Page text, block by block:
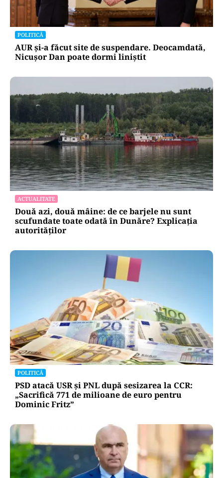
POLITICĂ
AUR și-a făcut site de suspendare. Deocamdată,
Nicușor Dan poate dormi liniștit
ACTUALITATE
Două azi, două mâine: de ce barjele nu sunt
scufundate toate odată în Dunăre? Explicația
autorităților
POLITICĂ
PSD atacă USR și PNL după sesizarea la CCR:
„Sacrifică 771 de milioane de euro pentru
Dominic Fritz”